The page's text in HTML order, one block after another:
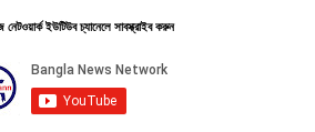
নেটওয়ার্ক ইউটিউব চ্যানেলে সাবস্ক্রাইব করুন